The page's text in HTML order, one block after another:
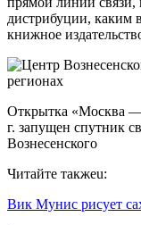
дистрибуции, каким
книжное
Открытка «Москва —
г. запущен спутник
Вознесенского
Читайте такжеu:
Вик Мунис рисует